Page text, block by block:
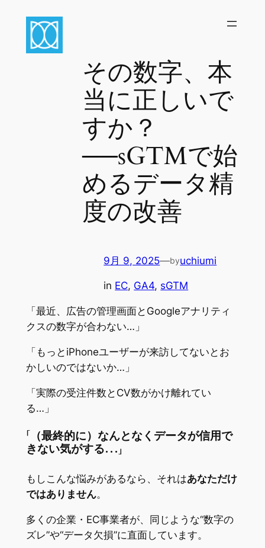
その数字、本
当に正しいで
すか？
──sGTMで始
めるデータ精
度の改善
9月 9, 2025—byuchiumi
in EC, GA4, sGTM
「最近、広告の管理画面とGoogleアナリティ
クスの数字が合わない…」
「もっとiPhoneユーザーが来訪してないとお
かしいのではないか…」
「実際の受注件数とCV数がかけ離れてい
る…」
「（最終的に）なんとなくデータが信用で
きない気がする…」
もしこんな悩みがあるなら、それはあなただけ
ではありません。
多くの企業・EC事業者が、同じような“数字の
ズレ”や“データ欠損”に直面しています。